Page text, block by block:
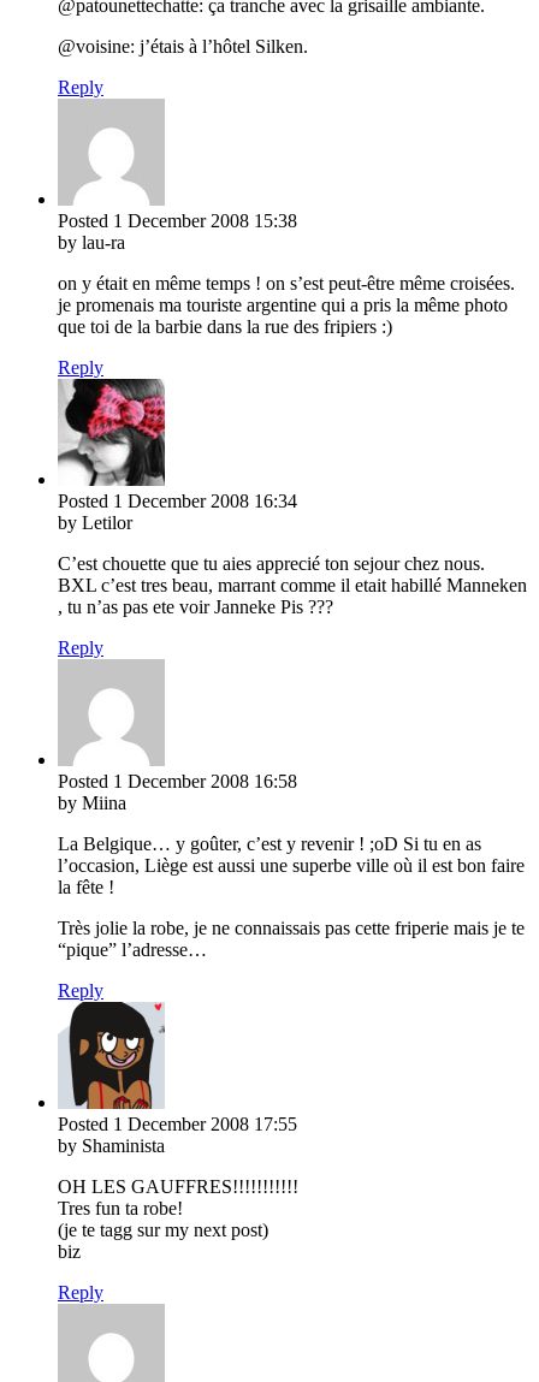
@patounettechatte: ça tranche avec la grisaille ambiante.
@voisine: j’étais à l’hôtel Silken.
Reply
Posted 1 December 2008 15:38
by lau-ra
on y était en même temps ! on s’est peut-être même croisées.
je promenais ma touriste argentine qui a pris la même photo
que toi de la barbie dans la rue des fripiers :)
Reply
Posted 1 December 2008 16:34
by Letilor
C’est chouette que tu aies apprecié ton sejour chez nous.
BXL c’est tres beau, marrant comme il etait habillé Manneken
, tu n’as pas ete voir Janneke Pis ???
Reply
Posted 1 December 2008 16:58
by Miina
La Belgique… y goûter, c’est y revenir ! ;oD Si tu en as
l’occasion, Liège est aussi une superbe ville où il est bon faire
la fête !
Très jolie la robe, je ne connaissais pas cette friperie mais je te
“pique” l’adresse…
Reply
Posted 1 December 2008 17:55
by Shaminista
OH LES GAUFFRES!!!!!!!!!!!
Tres fun ta robe!
(je te tagg sur my next post)
biz
Reply